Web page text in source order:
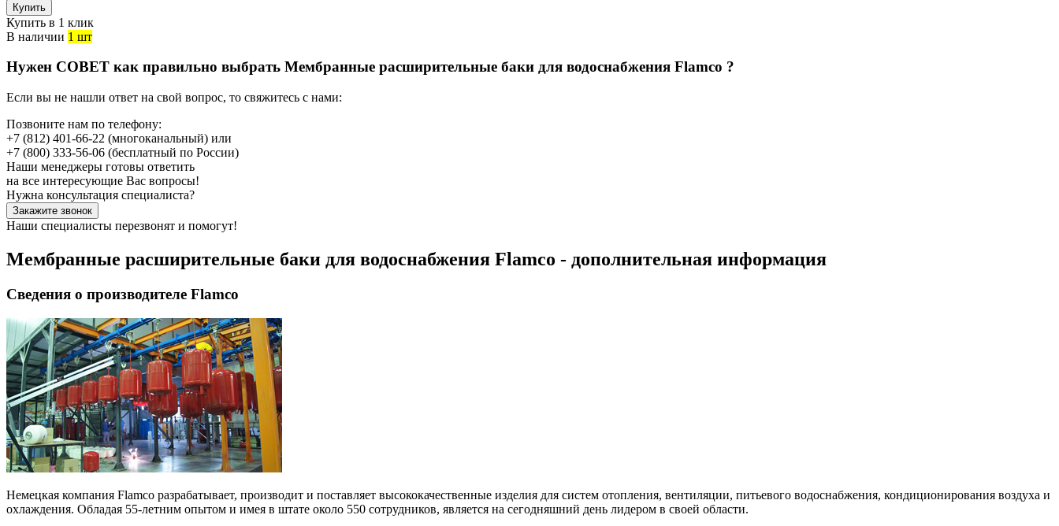
Купить
Купить в 1 клик
В наличии 1 шт
Нужен СОВЕТ как правильно выбрать Мембранные расширительные баки для водоснабжения Flamco ?
Если вы не нашли ответ на свой вопрос, то свяжитесь с нами:
Позвоните нам по телефону:
+7 (812) 401-66-22 (многоканальный) или
+7 (800) 333-56-06 (бесплатный по России)
Наши менеджеры готовы ответить
на все интересующие Вас вопросы!
Нужна консультация специалиста?
Закажите звонок
Наши специалисты перезвонят и помогут!
Мембранные расширительные баки для водоснабжения Flamco - дополнительная информация
Сведения о производителе Flamco
Немецкая компания Flamco разрабатывает, производит и поставляет высококачественные изделия для систем отопления, вентиляции, питьевого водоснабжения, кондиционирования воздуха и
охлаждения. Обладая 55-летним опытом и имея в штате около 550 сотрудников, является на сегодняшний день лидером в своей области.